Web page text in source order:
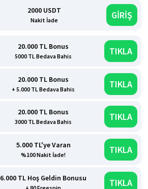
2000 USDT
Nakit İade GİRİŞ
20.000 TL Bonus
5000 TL Bedava Bahis TIKLA
20.000 TL Bonus
+ 5.000 TL Bedava Bahis TIKLA
20.000 TL Bonus
3000 TL Bedava Bahis TIKLA
5.000 TL'ye Varan
%100 Nakit İade! TIKLA
6.000 TL Hoş Geldin Bonusu TIKLA